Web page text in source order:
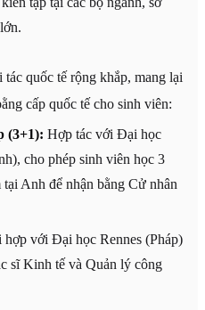
quốc tế rộng khắp, mang lại
cấp quốc tế cho sinh viên:
(3+1): Hợp tác với Đại học
cho phép sinh viên học 3
Anh để nhận bằng Cử nhân
hợp với Đại học Rennes (Pháp)
sĩ Kinh tế và Quản lý công